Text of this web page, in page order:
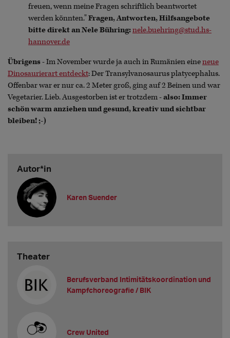
freuen, wenn meine Fragen schriftlich beantwortet
werden könnten."Fragen, Antworten, Hilfsangebote
bitte direkt an Nele Bühring:nele.buehring@stud.hs-
hannover.de
Übrigens- Im November wurde ja auch in Rumänien eineneue
Dinosaurierart entdeckt: Der Transylvanosaurus platycephalus.
Offenbar war er nur ca. 2 Meter groß, ging auf 2 Beinen und war
Vegetarier. Lieb. Ausgestorben ist er trotzdem -also: Immer
schön warm anziehen und gesund, kreativ und sichtbar
bleiben! ;-)
Autor*in
Karen Suender
Theater
Berufsverband Intimitätskoordination und
Kampfchoreografie / BIK
Crew United